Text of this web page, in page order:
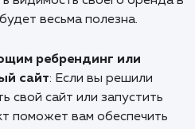
стратегию
Обращайтесь к нам
путь к успеху вместе!